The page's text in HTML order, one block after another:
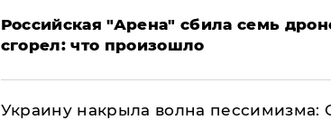
​Российская "Арена" сбила семь
сгорел: что произошло
​Украину накрыла волна пессимизма: